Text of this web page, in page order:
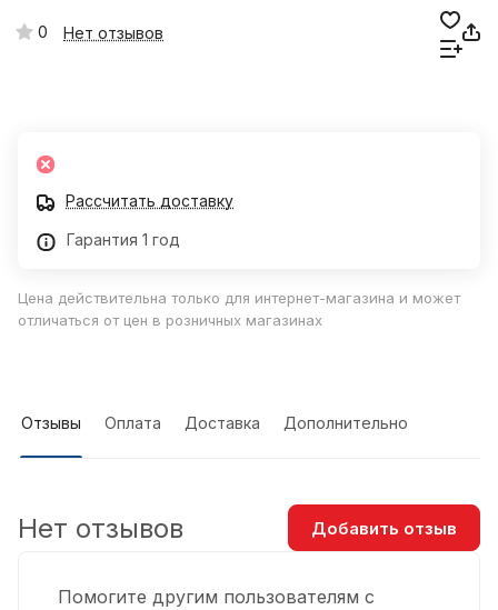
0 Нет отзывов
Рассчитать доставку
Гарантия 1 год
Цена действительна только для интернет-магазина и может
отличаться от цен в розничных магазинах
Отзывы Оплата Доставка Дополнительно
Помогите другим пользователям с
Нет отзывов Добавить отзыв